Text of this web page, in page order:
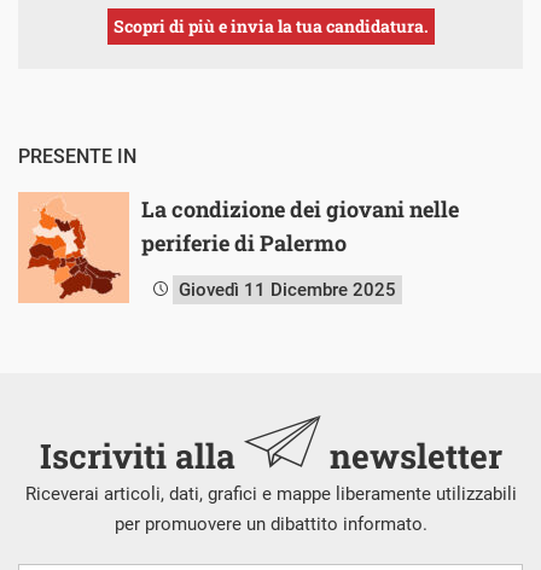
Scopri di più e invia la tua candidatura.
PRESENTE IN
La condizione dei giovani nelle
periferie di Palermo
Giovedì 11 Dicembre 2025
Iscriviti alla newsletter
Riceverai articoli, dati, grafici e mappe liberamente utilizzabili
per promuovere un dibattito informato.